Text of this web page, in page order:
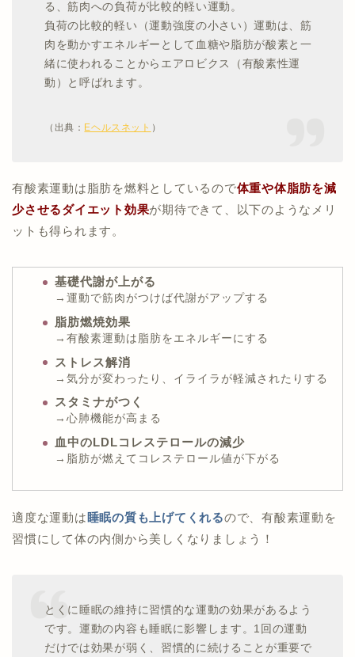
る、筋肉への負荷が比較的軽い運動。
負荷の比較的軽い（運動強度の小さい）運動は、筋
肉を動かすエネルギーとして血糖や脂肪が酸素と一
緒に使われることからエアロビクス（有酸素性運
動）と呼ばれます。
（出典： Eヘルスネット ）
有酸素運動は脂肪を燃料としているので体重や体脂肪を減
少させるダイエット効果が期待できて、以下のようなメリ
ットも得られます。
基礎代謝が上がる
→運動で筋肉がつけば代謝がアップする
脂肪燃焼効果
→有酸素運動は脂肪をエネルギーにする
ストレス解消
→気分が変わったり、イライラが軽減されたりする
スタミナがつく
→心肺機能が高まる
血中のLDLコレステロールの減少
→脂肪が燃えてコレステロール値が下がる
適度な運動は 睡眠の質も上げてくれるので、有酸素運動を
習慣にして体の内側から美しくなりましょう！
とくに睡眠の維持に習慣的な運動の効果があるよう
です。運動の内容も睡眠に影響します。1回の運動
だけでは効果が弱く、習慣的に続けることが重要で